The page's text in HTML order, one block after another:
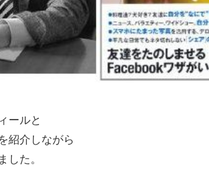
ールと
紹介しながら
した。